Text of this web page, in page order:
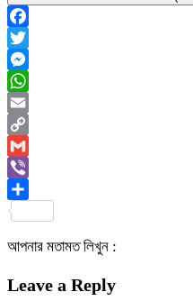
Facebook
Twitter
Messenger
WhatsApp
Email
Copy
Link
Gmail
Viber
আপনার মতামত লিখুন :
Leave a Reply